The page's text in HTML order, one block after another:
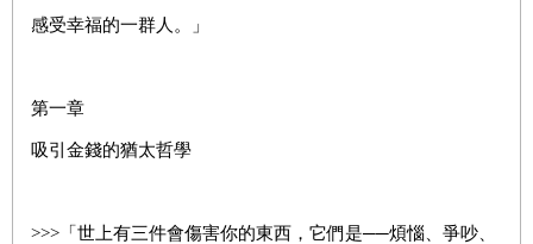
感受幸福的一群人。」
第一章
吸引金錢的猶太哲學
>>>「世上有三件會傷害你的東西，它們是──煩惱、爭吵、